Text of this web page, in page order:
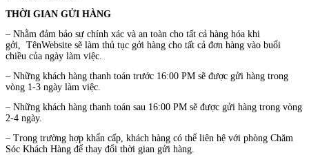
THỜI GIAN GỬI HÀNG
– Nhằm đảm bảo sự chính xác và an toàn cho tất cả hàng hóa khi
gởi,
TênWebsite sẽ làm thủ tục gởi hàng cho tất cả đơn hàng vào buổi
chiều của ngày làm việc.
– Những khách hàng thanh toán trước 16:00 PM sẽ được gửi hàng trong
vòng 1-3 ngày làm việc.
– Những khách hàng thanh toán sau 16:00 PM sẽ được gửi hàng trong vòng
2-4 ngày.
– Trong trường hợp khẩn cấp, khách hàng có thể liên hệ với phòng Chăm
Sóc Khách Hàng để thay đổi thời gian gửi hàng.